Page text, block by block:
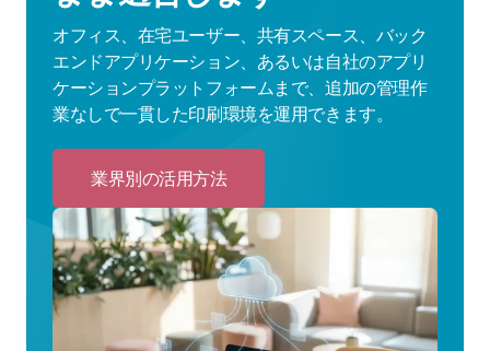
オフィス、在宅ユーザー、共有スペース、バック
エンドアプリケーション、あるいは自社のアプリ
ケーションプラットフォームまで、追加の管理作
業なしで一貫した印刷環境を運用できます。
業界別の活用方法Click
to
業
界
別
の
活